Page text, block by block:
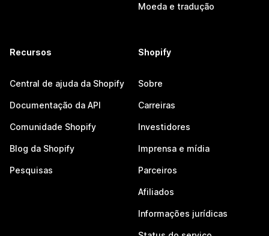
Moeda e tradução
Recursos
Central de ajuda da Shopify
Documentação da API
Comunidade Shopify
Blog da Shopify
Pesquisas
Shopify
Sobre
Carreiras
Investidores
Imprensa e mídia
Parceiros
Afiliados
Informações jurídicas